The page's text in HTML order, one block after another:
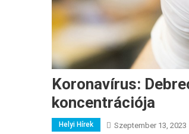
Koronavírus:
koncentrációja
Helyi Hírek Szeptember 13, 2023